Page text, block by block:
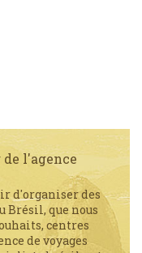
l'agence
d'organiser des
Brésil, que nous
centres
de voyages